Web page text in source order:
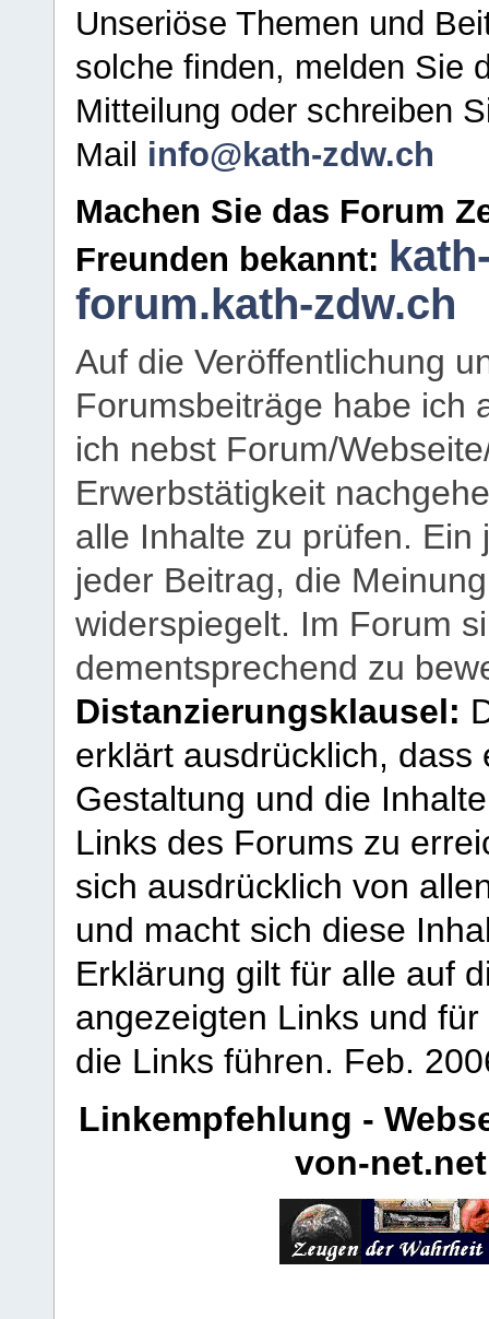
Unseriöse Themen und
solche finden, melden Sie
Mitteilung oder schreiben
Mail info@kath-zdw.ch
Machen Sie das Forum
Freunden bekannt:
forum.kath-zdw.ch
Auf die Veröffentlichung
Forumsbeiträge habe ich
ich nebst Forum/
Erwerbstätigkeit
alle Inhalte zu prüfen.
jeder Beitrag, die
widerspiegelt. Im Forum
dementsprechend zu
Distanzierungsklausel:
erklärt ausdrücklich,
Gestaltung und die
Links des Forums zu
sich ausdrücklich von
und macht sich diese
Erklärung gilt für alle auf
angezeigten Links und
die Links führen. Feb.
Linkempfehlung -
von-net.net